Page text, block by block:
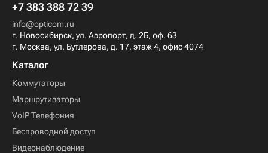
+7 383 388 72 39
info@opticom.ru
г. Новосибирск, ул. Аэропорт, д. 2Б, оф. 63
г. Москва, ул. Бутлерова, д. 17, этаж 4, офис 4074
Каталог
Коммутаторы
Маршрутизаторы
VoIP Телефония
Беспроводной доступ
Видеонаблюдение